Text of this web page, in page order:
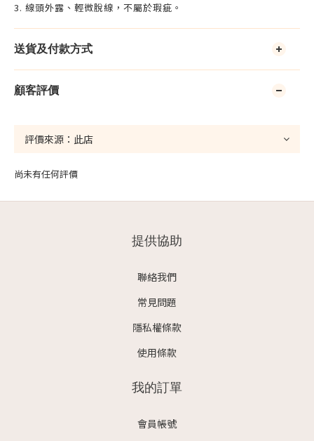
3. 線頭外露、輕微脫線，不屬於瑕疵。
送貨及付款方式
顧客評價
尚未有任何評價
提供協助
聯絡我們
常見問題
隱私權條款
使用條款
我的訂單
會員帳號